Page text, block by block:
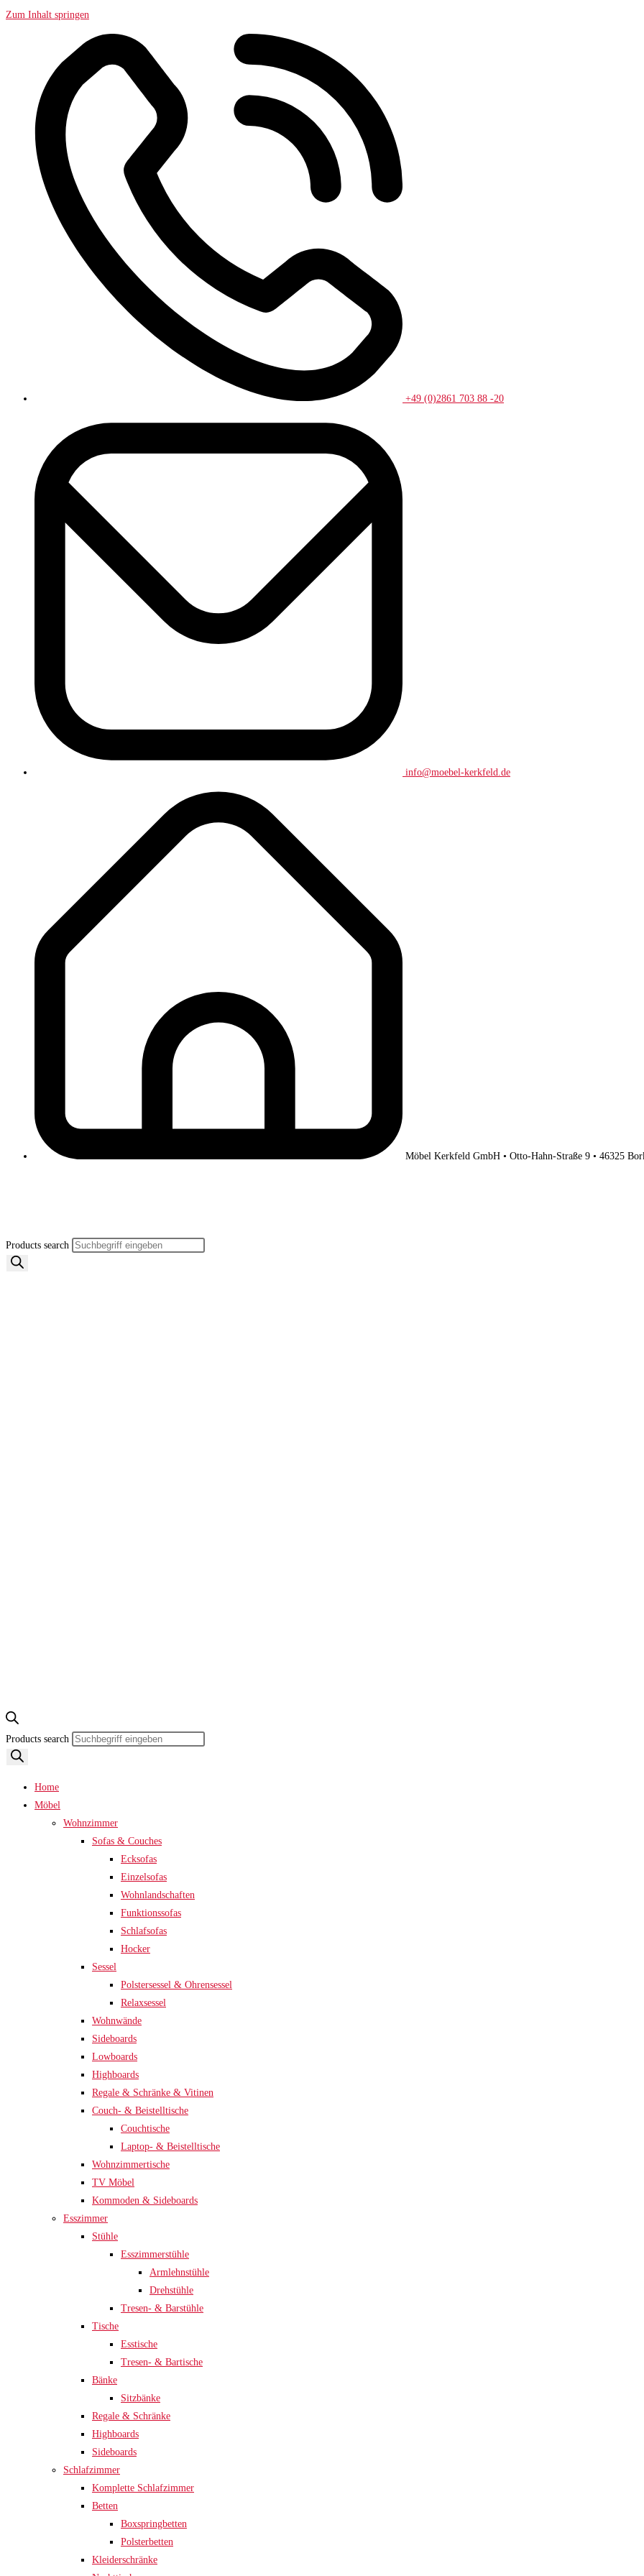
Zum Inhalt springen
+49 (0)2861 703 88 -20
info@moebel-kerkfeld.de
Möbel Kerkfeld GmbH • Otto-Hahn-Straße 9 • 46325
Products search
Products search
Home
Möbel
Wohnzimmer
Sofas & Couches
Ecksofas
Einzelsofas
Wohnlandschaften
Funktionssofas
Schlafsofas
Hocker
Sessel
Polstersessel & Ohrensessel
Relaxsessel
Wohnwände
Sideboards
Lowboards
Highboards
Regale & Schränke & Vitinen
Couch- & Beistelltische
Couchtische
Laptop- & Beistelltische
Wohnzimmertische
TV Möbel
Kommoden & Sideboards
Esszimmer
Stühle
Esszimmerstühle
Armlehnstühle
Drehstühle
Tresen- & Barstühle
Tische
Esstische
Tresen- & Bartische
Bänke
Sitzbänke
Regale & Schränke
Highboards
Sideboards
Schlafzimmer
Komplette Schlafzimmer
Betten
Boxspringbetten
Polsterbetten
Kleiderschränke